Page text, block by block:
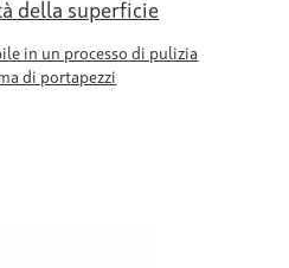
della superficie
in un processo di pulizia
di portapezzi